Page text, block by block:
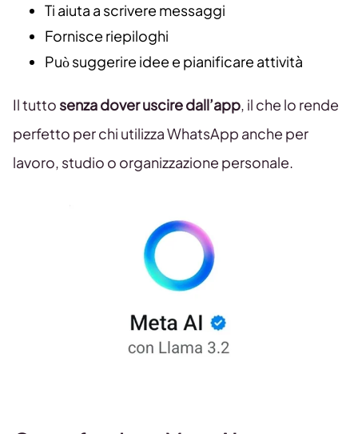
Ti aiuta a scrivere messaggi
Fornisce riepiloghi
Può suggerire idee e pianificare attività
Il tutto senza dover uscire dall’app, il che lo rende
perfetto per chi utilizza WhatsApp anche per
lavoro, studio o organizzazione personale.